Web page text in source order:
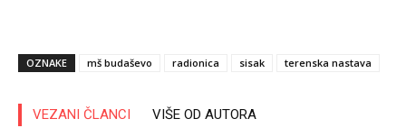
OZNAKE mš budaševo radionica sisak terenska nastava
VEZANI ČLANCI VIŠE OD AUTORA